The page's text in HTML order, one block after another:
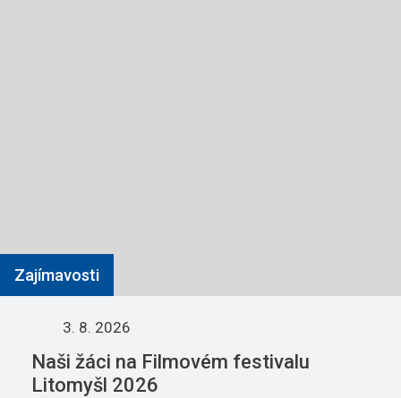
Zajímavosti
3. 8. 2026
Naši žáci na Filmovém festivalu
Litomyšl 2026